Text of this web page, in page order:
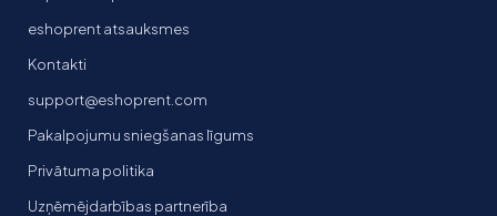
eshoprent atsauksmes
Kontakti
support@eshoprent.com
Pakalpojumu sniegšanas līgums
Privātuma politika
Uzņēmējdarbības partnerība